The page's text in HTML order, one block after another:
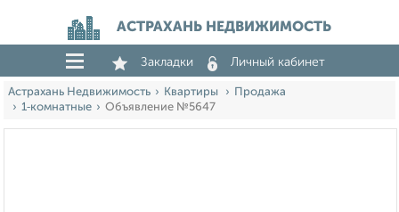
АСТРАХАНЬ НЕДВИЖИМОСТЬ
Закладки Личный кабинет
Астрахань Недвижимость Квартиры
Продажа
1‑комнатные
Объявление №5647